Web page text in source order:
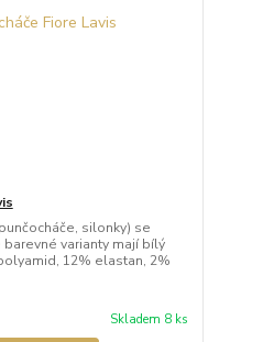
silonky) se
varianty mají bílý
12% elastan, 2%
Skladem 8 ks